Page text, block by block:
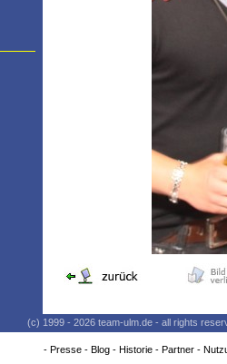
(c) 1999 - 2026 team-ulm.de - all rights
- Presse- Blog- Historie- Partner-